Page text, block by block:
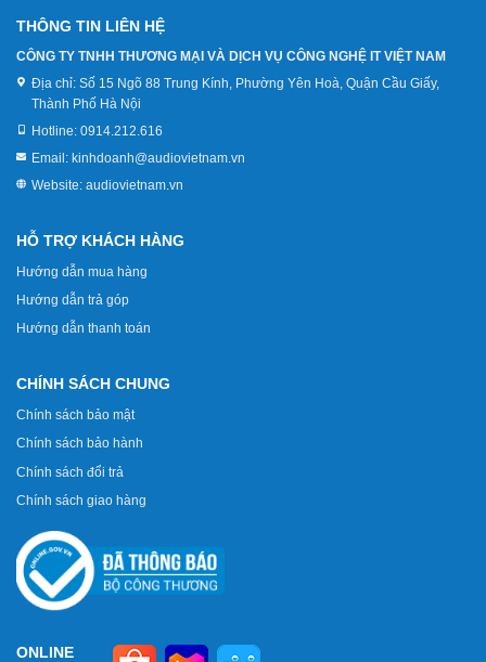
THÔNG TIN LIÊN HỆ
CÔNG TY TNHH THƯƠNG MẠI VÀ DỊCH VỤ CÔNG NGHỆ IT VIỆT NAM
Địa chỉ: Số 15 Ngõ 88 Trung Kính, Phường Yên Hoà, Quận Cầu Giấy,
Thành Phố Hà Nội
Hotline: 0914.212.616
Email: kinhdoanh@audiovietnam.vn
Website: audiovietnam.vn
HỖ TRỢ KHÁCH HÀNG
Hướng dẫn mua hàng
Hướng dẫn trả góp
Hướng dẫn thanh toán
CHÍNH SÁCH CHUNG
Chính sách bảo mật
Chính sách bảo hành
Chính sách đổi trả
Chính sách giao hàng
ONLINE